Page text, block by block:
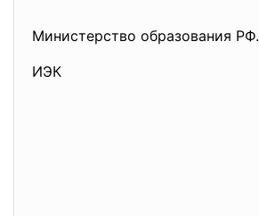
Министерство образования РФ.
ИЭК